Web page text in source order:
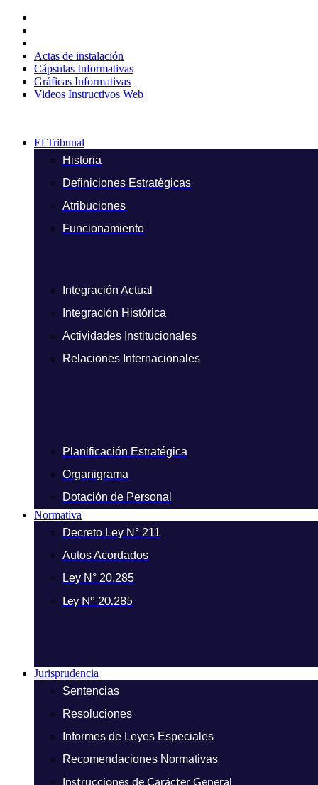
contenido
Actas de instalación
Cápsulas Informativas
Gráficas Informativas
Videos Instructivos Web
El Tribunal
Historia
Definiciones Estratégicas
Atribuciones
Funcionamiento
Integración Actual
Integración Histórica
Actividades Institucionales
Relaciones Internacionales
Planificación Estratégica
Organigrama
Dotación de Personal
Normativa
Decreto Ley N° 211
Autos Acordados
Ley N° 20.285
Ley N° 20.285
Jurisprudencia
Sentencias
Resoluciones
Informes de Leyes Especiales
Recomendaciones Normativas
Instrucciones de Carácter General